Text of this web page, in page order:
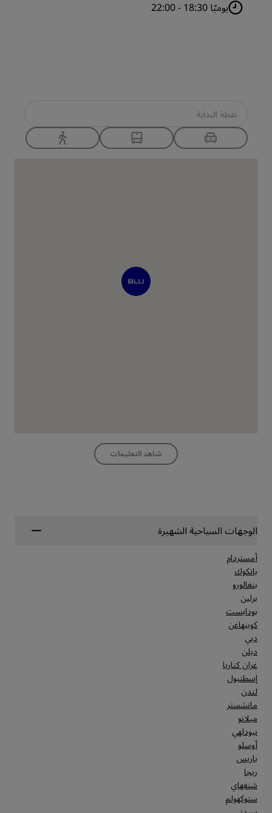
يوميًا 18:30 - 22:00
شاهد التعليمات
الوجهات السياحية الشهيرة
أمستردام
بانكوك
بنغالورو
برلين
بودابست
كوبنهاغن
دبي
دبلن
غران كناريا
إسطنبول
لندن
مانشستر
ميلانو
نيودلهي
أوسلو
باريس
ريجا
شنغهاي
ستوكهولم